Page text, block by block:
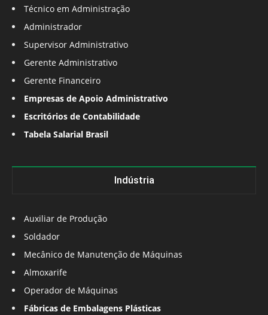
Técnico em Administração
Administrador
Supervisor Administrativo
Gerente Administrativo
Gerente Financeiro
Empresas de Apoio Administrativo
Escritórios de Contabilidade
Tabela Salarial Brasil
Indústria
Auxiliar de Produção
Soldador
Mecânico de Manutenção de Máquinas
Almoxarife
Operador de Máquinas
Fábricas de Embalagens Plásticas